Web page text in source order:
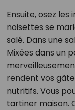
Ensuite, osez
noisettes se
salé. Dans une
Mixées dans un
rendent vos
nutritifs. Vous
tartiner maison.